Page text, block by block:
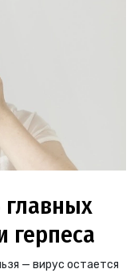
главных
герпеса
— вирус остается